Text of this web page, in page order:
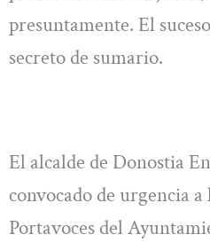
presuntamente. El
secreto de sumario.
El alcalde de Donostia
convocado de urgencia a
Portavoces del